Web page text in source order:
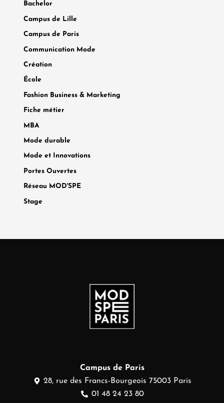
Bachelor
Campus de Lille
Campus de Paris
Communication Mode
Création
École
Fashion Business & Marketing
Fiche métier
MBA
Mode durable
Mode et Innovations
Portes Ouvertes
Réseau MOD'SPE
Stage
Campus de Paris
28, rue des Francs-Bourgeois 75003 Paris
01 48 24 23 80